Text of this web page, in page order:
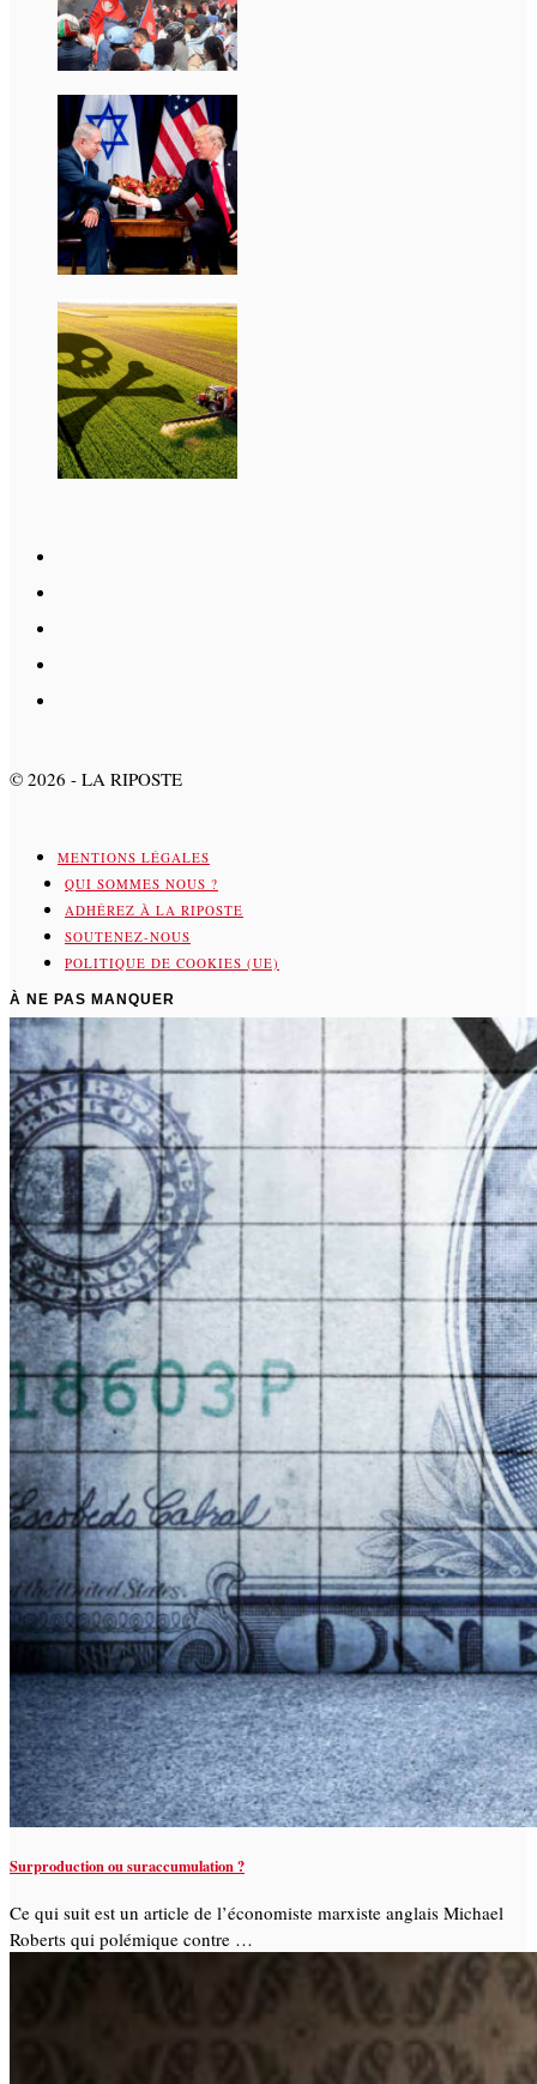
© 2026 - LA RIPOSTE
MENTIONS LÉGALES
QUI SOMMES NOUS ?
ADHÉREZ À LA RIPOSTE
SOUTENEZ-NOUS
POLITIQUE DE COOKIES (UE)
À NE PAS MANQUER
Surproduction ou suraccumulation ?
Ce qui suit est un article de l’économiste marxiste anglais Michael
Roberts qui polémique contre …